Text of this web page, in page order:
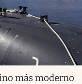
más moderno